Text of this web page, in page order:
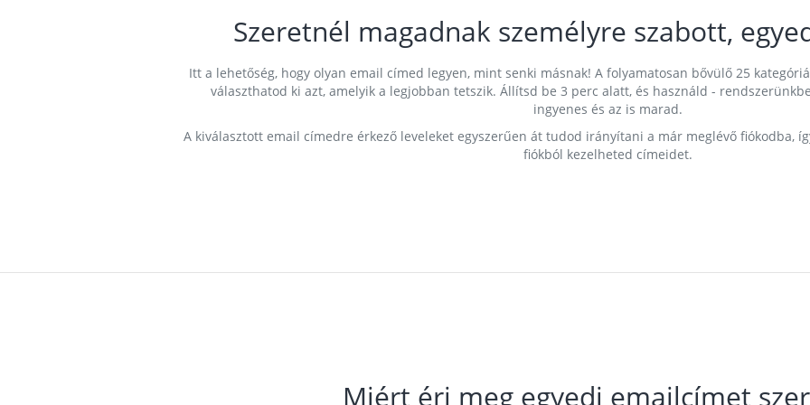
Szeretnél magadnak személyre szabott,
Itt a lehetőség, hogy olyan email címed legyen, mint senki másnak! A folyamatosan bővülő 25
választhatod ki azt, amelyik a legjobban tetszik. Állítsd be 3 perc alatt, és használd -
ingyenes és az is marad.
A kiválasztott email címedre érkező leveleket egyszerűen át tudod irányítani a már meglévő fiókodba,
fiókból kezelheted címeidet.
Miért éri meg egyedi emailcímet